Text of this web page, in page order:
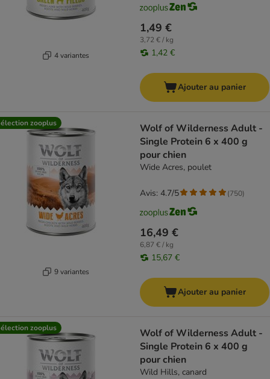
4 variantes
1,49 €
3,72 € / kg
1,42 €
Ajouter au panier
zooplus
9 variantes
Wolf of Wilderness Adult -
Single Protein 6 x 400 g
pour chien
Wide Acres, poulet
16,49 €
6,87 € / kg
15,67 €
Avis: 4.7/5 (750)
Ajouter au panier
zooplus
Wolf of Wilderness Adult -
Single Protein 6 x 400 g
pour chien
Wild Hills, canard